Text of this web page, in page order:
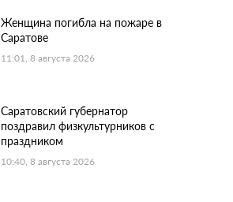
Женщина погибла на пожаре в
Саратове
11:01, 8 августа 2026
Саратовский губернатор
поздравил физкультурников с
праздником
10:40, 8 августа 2026